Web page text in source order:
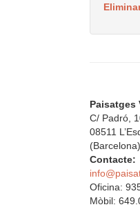
Paisatges
C/ Padró,
08511
(Barcelona)
Contacte:
Oficina:
Mòbil: